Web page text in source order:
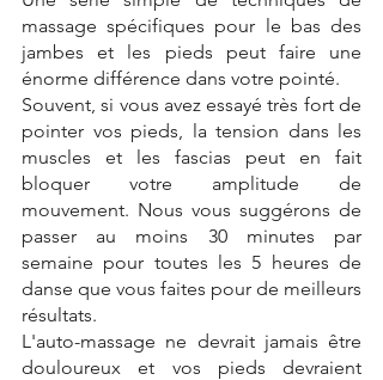
massage spécifiques pour le bas des
jambes et les pieds peut faire une
énorme différence dans votre pointé.
Souvent, si vous avez essayé très fort de
pointer vos pieds, la tension dans les
muscles et les fascias peut en fait
bloquer votre amplitude de
mouvement. Nous vous suggérons de
passer au moins 30 minutes par
semaine pour toutes les 5 heures de
danse que vous faites pour de meilleurs
résultats.
L'auto-massage ne devrait jamais être
douloureux et vos pieds devraient